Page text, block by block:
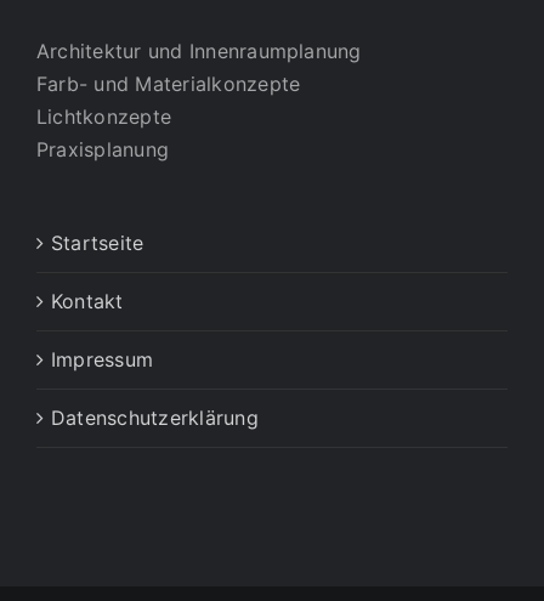
Architektur und Innenraumplanung
Farb- und Materialkonzepte
Lichtkonzepte
Praxisplanung
Startseite
Kontakt
Impressum
Datenschutzerklärung